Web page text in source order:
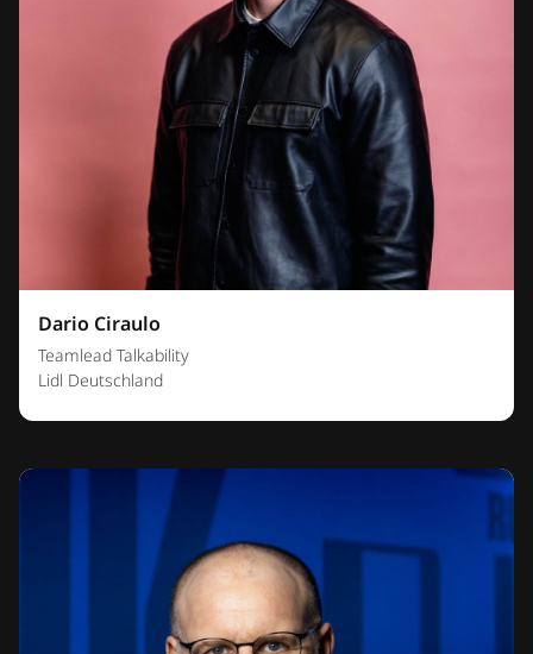
Dario Ciraulo
Teamlead Talkability
Lidl Deutschland